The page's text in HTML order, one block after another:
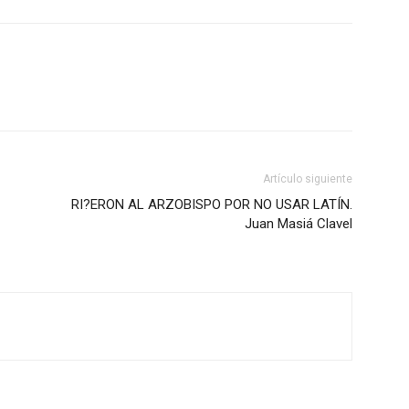
Artículo siguiente
RI?ERON AL ARZOBISPO POR NO USAR LATÍN.
Juan Masiá Clavel